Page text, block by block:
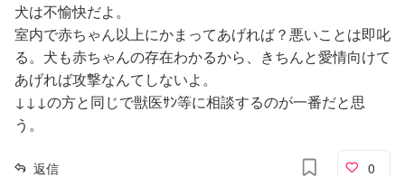
犬は不愉快だよ。
室内で赤ちゃん以上にかまってあげれば？悪いことは即叱
る。犬も赤ちゃんの存在わかるから、きちんと愛情向けて
あげれば攻撃なんてしないよ。
↓↓↓の方と同じで獣医ｻﾝ等に相談するのが一番だと思
う。
返信 0